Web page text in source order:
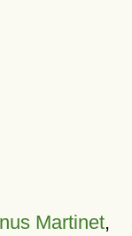
Martinet,